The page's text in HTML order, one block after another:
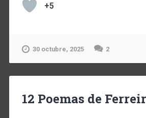
+5
30 octubre, 2025 2
12 Poemas de